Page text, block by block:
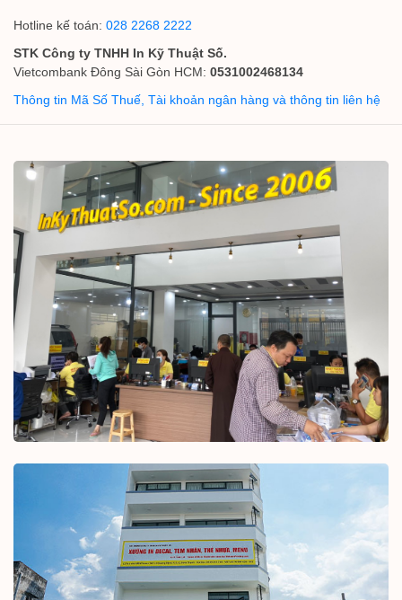
Hotline kế toán: 028 2268 2222
STK Công ty TNHH In Kỹ Thuật Số.
Vietcombank Đông Sài Gòn HCM: 0531002468134
Thông tin Mã Số Thuế, Tài khoản ngân hàng và thông tin liên hệ